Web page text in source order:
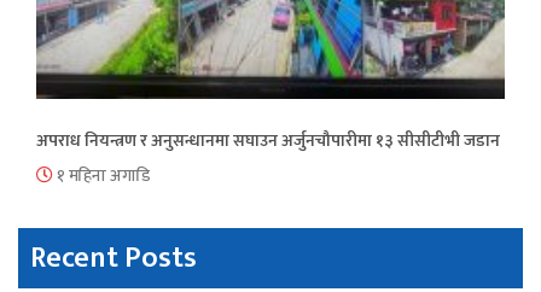
अपराध नियन्त्रण र अनुसन्धानमा सघाउन अर्जुनचौपारीमा १३ सीसीटीभी जडान
१ महिना अगाडि
Recent Posts